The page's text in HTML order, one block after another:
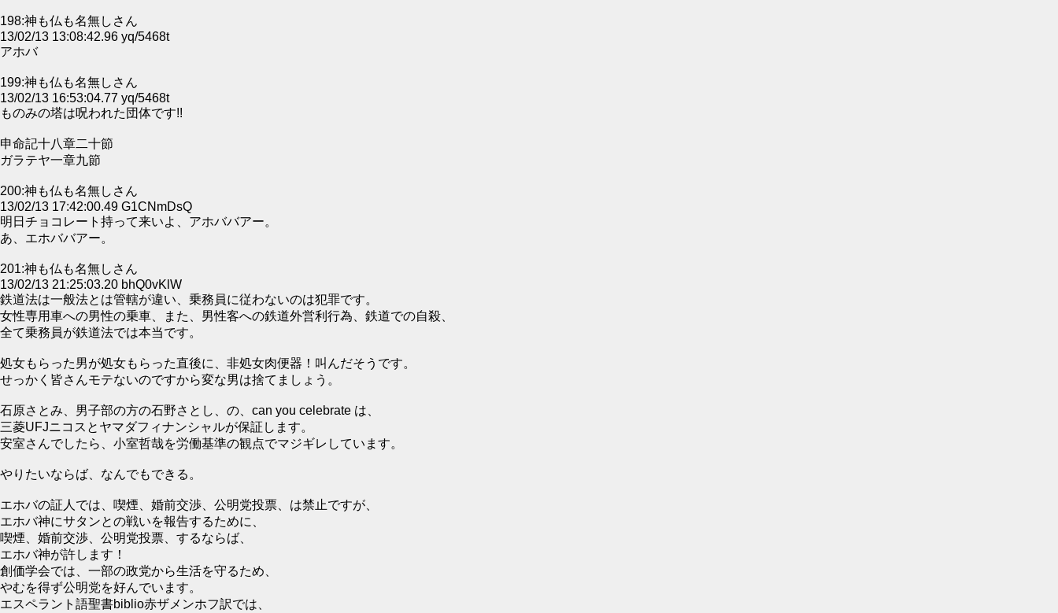
198:神も仏も名無しさん
13/02/13 13:08:42.96 yq/5468t
アホバ
199:神も仏も名無しさん
13/02/13 16:53:04.77 yq/5468t
ものみの塔は呪われた団体です!!
申命記十八章二十節
ガラテヤ一章九節
200:神も仏も名無しさん
13/02/13 17:42:00.49 G1CNmDsQ
明日チョコレート持って来いよ、アホババアー。
あ、エホババアー。
201:神も仏も名無しさん
13/02/13 21:25:03.20 bhQ0vKlW
鉄道法は一般法とは管轄が違い、乗務員に従わないのは犯罪です。
女性専用車への男性の乗車、また、男性客への鉄道外営利行為、鉄道での自殺、
全て乗務員が鉄道法では本当です。
処女もらった男が処女もらった直後に、非処女肉便器！叫んだそうです。
せっかく皆さんモテないのですから変な男は捨てましょう。
石原さとみ、男子部の方の石野さとし、の、can you celebrate は、
三菱UFJニコスとヤマダフィナンシャルが保証します。
安室さんでしたら、小室哲哉を労働基準の観点でマジギレしています。
やりたいならば、なんでもできる。
エホバの証人では、喫煙、婚前交渉、公明党投票、は禁止ですが、
エホバ神にサタンとの戦いを報告するために、
喫煙、婚前交渉、公明党投票、するならば、
エホバ神が許します！
創価学会では、一部の政党から生活を守るため、
やむを得ず公明党を好んでいます。
エスペラント語聖書biblio赤ザメンホフ訳では、